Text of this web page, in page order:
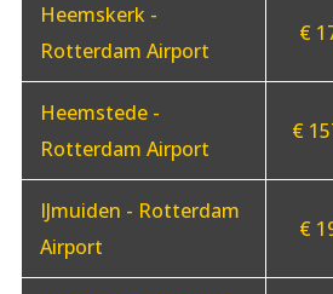
Heemskerk -
Rotterdam Airport
€
Heemstede -
Rotterdam Airport
€
IJmuiden - Rotterdam
Airport
€